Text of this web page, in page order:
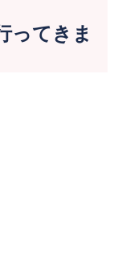
ってきま